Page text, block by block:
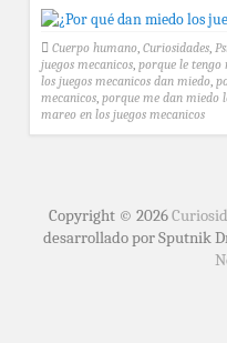
Cuerpo humano Curiosidades
juegos mecanicos porque le tengo
los juegos mecanicos dan miedo
mecanicos porque me dan miedo
mareo en los juegos mecanicos
Copyright © 2026
desarrollado por Sputnik